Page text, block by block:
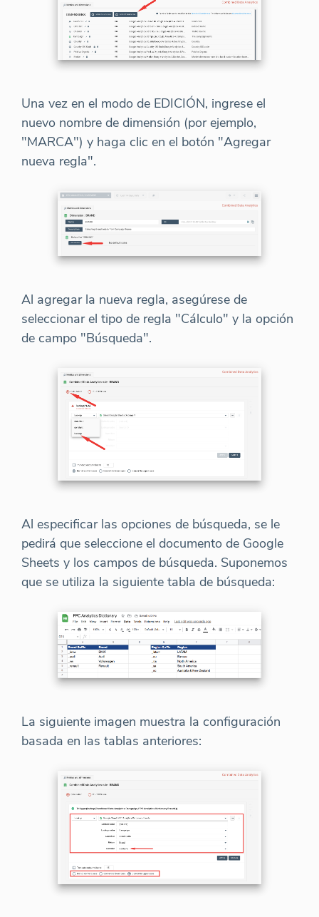
Una vez en el modo de EDICIÓN, ingrese el
nuevo nombre de dimensión (por ejemplo,
"MARCA") y haga clic en el botón "Agregar
nueva regla".
Al agregar la nueva regla, asegúrese de
seleccionar el tipo de regla "Cálculo" y la opción
de campo "Búsqueda".
Al especificar las opciones de búsqueda, se le
pedirá que seleccione el documento de Google
Sheets y los campos de búsqueda. Suponemos
que se utiliza la siguiente tabla de búsqueda:
La siguiente imagen muestra la configuración
basada en las tablas anteriores: